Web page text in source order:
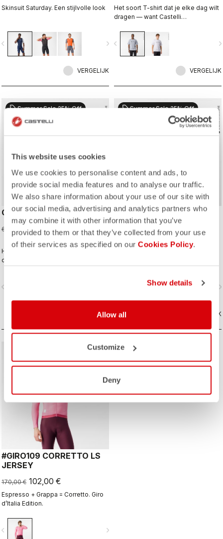
This website uses cookies
We use cookies to personalise content and ads, to
provide social media features and to analyse our traffic.
We also share information about your use of our site with
our social media, advertising and analytics partners who
may combine it with other information that you’ve
provided to them or that they’ve collected from your use
of their services as specified on our Cookies Policy.
Show details
Allow all
Customize
Deny
Skinsuit Saturday. Een stijlvolle look
navigate_next
VERGELIJK
Het soort T-shirt dat je elke dag wilt
dragen — want Castelli
je van de fiets stapt.
navigate_before
VERGELIJK
sellSummer Sale 25% Off
CORRETTO LS TEE
60,00 € 45,00 €
Het soort T-shirt dat je elke dag wilt
dragen — want Castelli
VERGELIJK
sellSummer Sale 25% Off
CORRETTO HOODY
100,00 € 75,00 €
Dit is cycling lifestyle op zijn best.
VERGELIJK
#GIRO109 CORRETTO LS
JERSEY
170,00 € 102,00 €
Espresso + Grappa = Corretto. Giro
d’Italia Edition.
navigate_next